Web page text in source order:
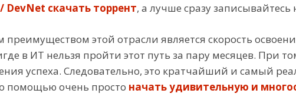
DevNet скачать торрент, а лучше сразу записывайтесь
этой отрасли является скорость
в ИТ нельзя пройти этот путь за пару месяцев. При
успеха. Следовательно, это кратчайший и самый
помощью очень просто начать удивительную и